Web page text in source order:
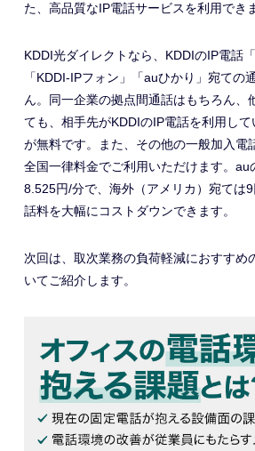
た、高品質なIP電話サービスを利用でき
KDDI光ダイレクトなら、KDDIのIP電話
「KDDI-IPフォン」「auひかり」宛ての
ん。同一企業の拠点間通話はもちろん、
ても、相手先がKDDIのIP電話を利用し
が無料です。また、その他の一般加入電
全国一律料金でご利用いただけます。au
8.525円/分で、海外（アメリカ）宛ては
話料を大幅にコストダウンできます。
次回は、取次業務の負荷軽減におすすめ
いてご紹介します。